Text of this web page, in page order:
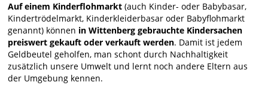
Auf einem Kinderflohmarkt (auch Kinder- oder Babybasar,
Kindertrödelmarkt, Kinderkleiderbasar oder Babyflohmarkt
genannt) können in Wittenberg gebrauchte Kindersachen
preiswert gekauft oder verkauft werden. Damit ist jedem
Geldbeutel geholfen, man schont durch Nachhaltigkeit
zusätzlich unsere Umwelt und lernt noch andere Eltern aus
der Umgebung kennen.